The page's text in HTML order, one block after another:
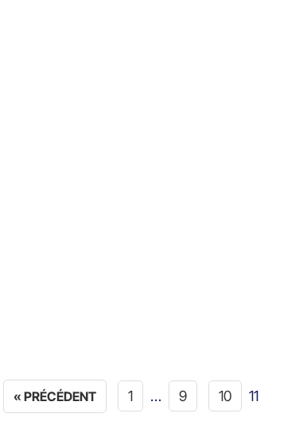
« PRÉCÉDENT 1 … 9 10 11